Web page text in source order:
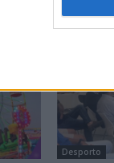
Desporto